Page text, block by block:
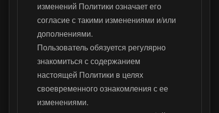
изменений Политики означает его
согласие с такими изменениями и/или
дополнениями.
Пользователь обязуется регулярно
знакомиться с содержанием
настоящей Политики в целях
своевременного ознакомления с ее
изменениями.